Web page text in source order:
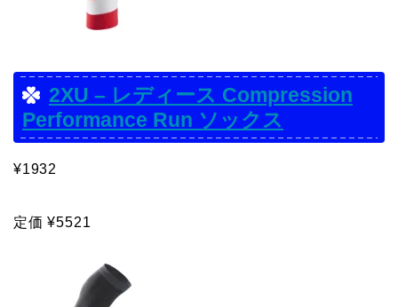
2XU – レディース Compression
Performance Run ソックス
¥1932
定価 ¥5521